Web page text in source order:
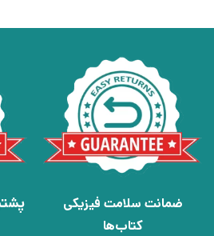
ضمانت سلامت فیزیکی
کتاب‌ها